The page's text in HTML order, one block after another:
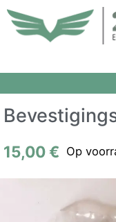
Spring
naar
15,00€ Op